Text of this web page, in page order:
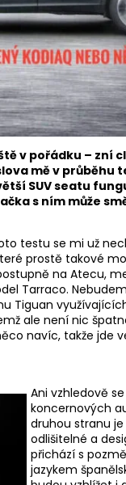
v pořádku – zní
mě v
SUV seatu
s ním může
testu se mi už
prostě takové
na Atecu,
Tarraco.
Tiguan
ale není nic
navíc, takže jde
Ani vzhledově
koncernových
druhou stranu
odlišitelné a
přichází s
jazykem